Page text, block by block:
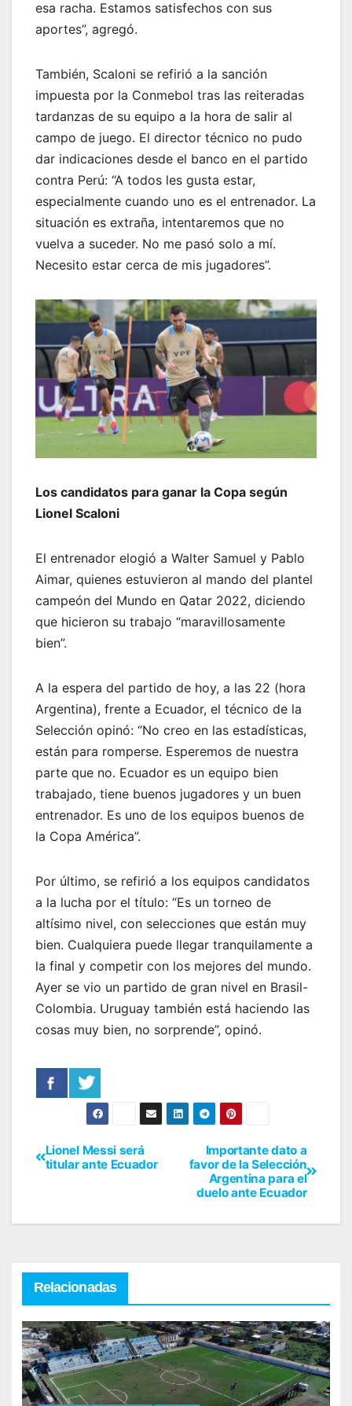
esa racha. Estamos satisfechos con sus
aportes”, agregó.
También, Scaloni se refirió a la sanción
impuesta por la Conmebol tras las reiteradas
tardanzas de su equipo a la hora de salir al
campo de juego. El director técnico no pudo
dar indicaciones desde el banco en el partido
contra Perú: “A todos les gusta estar,
especialmente cuando uno es el entrenador. La
situación es extraña, intentaremos que no
vuelva a suceder. No me pasó solo a mí.
Necesito estar cerca de mis jugadores”.
Los candidatos para ganar la Copa según
Lionel Scaloni
El entrenador elogió a Walter Samuel y Pablo
Aimar, quienes estuvieron al mando del plantel
campeón del Mundo en Qatar 2022, diciendo
que hicieron su trabajo “maravillosamente
bien”.
A la espera del partido de hoy, a las 22 (hora
Argentina), frente a Ecuador, el técnico de la
Selección opinó: “No creo en las estadísticas,
están para romperse. Esperemos de nuestra
parte que no. Ecuador es un equipo bien
trabajado, tiene buenos jugadores y un buen
entrenador. Es uno de los equipos buenos de
la Copa América”.
Por último, se refirió a los equipos candidatos
a la lucha por el título: “Es un torneo de
altísimo nivel, con selecciones que están muy
bien. Cualquiera puede llegar tranquilamente a
la final y competir con los mejores del mundo.
Ayer se vio un partido de gran nivel en Brasil-
Colombia. Uruguay también está haciendo las
cosas muy bien, no sorprende”, opinó.
Importante dato a
favor de la Selección
Argentina para el
duelo ante Ecuador
Lionel Messi será
titular ante Ecuador
Relacionadas